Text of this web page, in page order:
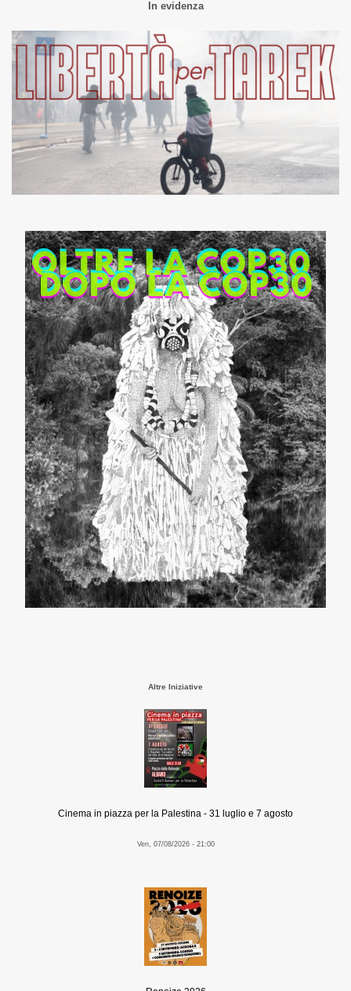
In evidenza
Altre Iniziative
Cinema in piazza per la Palestina - 31 luglio e 7 agosto
Ven, 07/08/2026 - 21:00